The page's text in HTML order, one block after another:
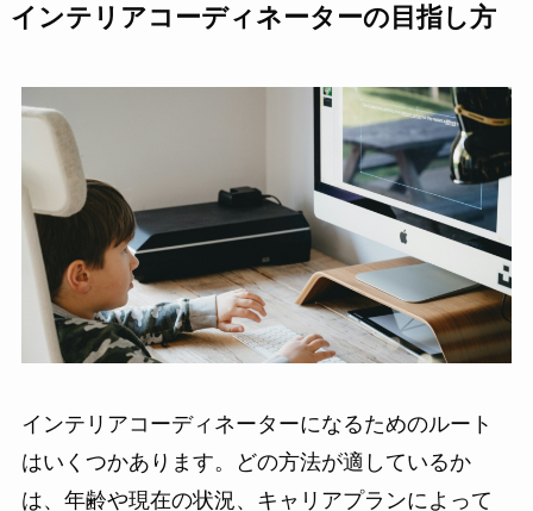
インテリアコーディネーターの目指し方
インテリアコーディネーターになるためのルート
はいくつかあります。どの方法が適しているか
は、年齢や現在の状況、キャリアプランによって